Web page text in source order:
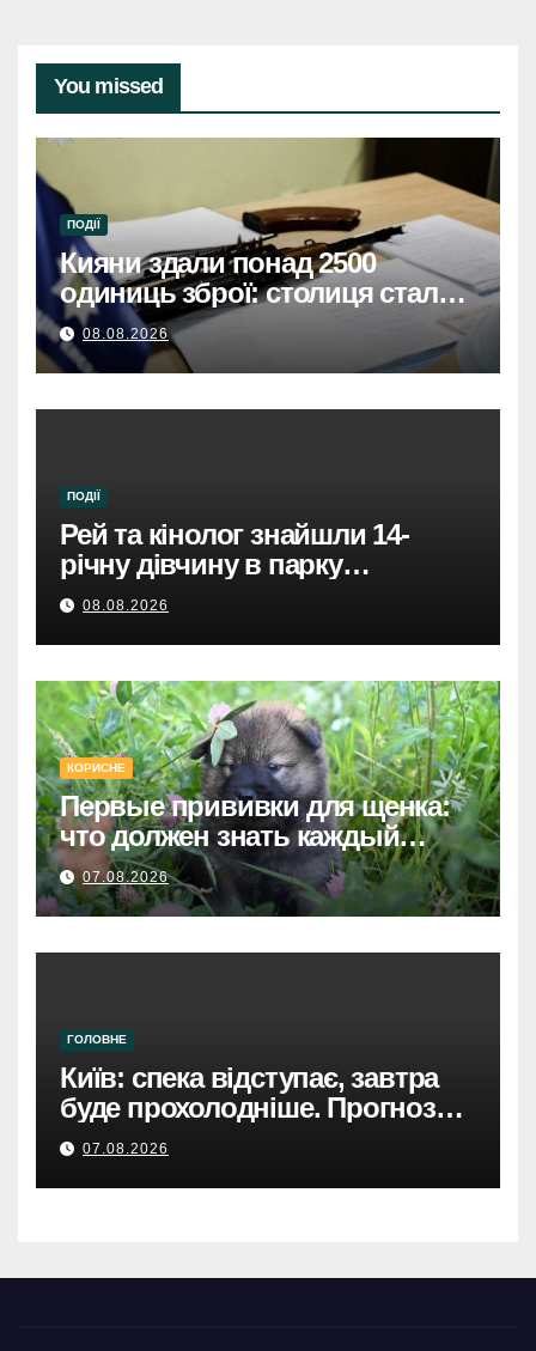
You missed
ПОДІЇ
Кияни здали понад 2500
одиниць зброї: столиця стала
безпечнішою
08.08.2026
ПОДІЇ
Рей та кінолог знайшли 14-
річну дівчину в парку
Святошинського району.
08.08.2026
КОРИСНЕ
Первые прививки для щенка:
что должен знать каждый
хозяин
07.08.2026
ГОЛОВНЕ
Київ: спека відступає, завтра
буде прохолодніше. Прогноз
погоди
07.08.2026